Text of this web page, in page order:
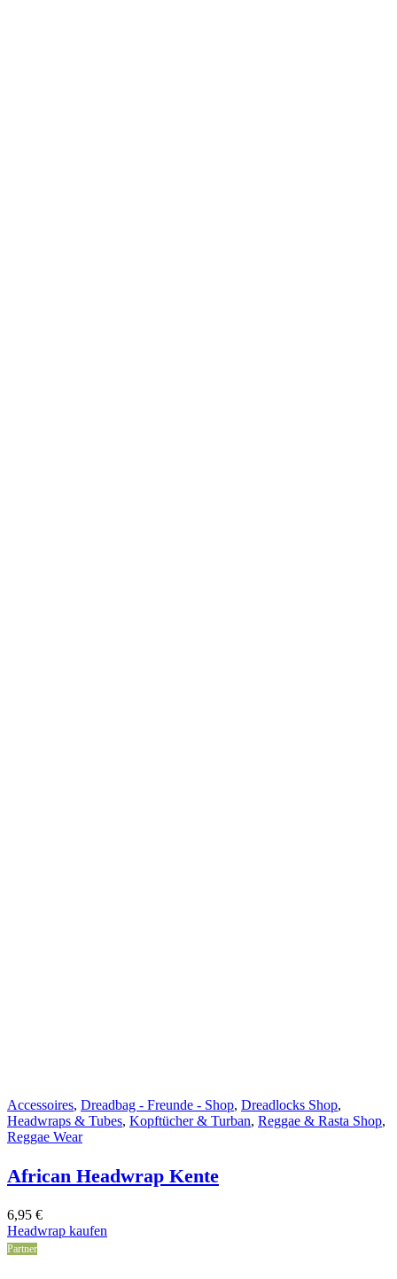
Accessoires, Dreadbag - Freunde - Shop, Dreadlocks Shop,
Headwraps & Tubes, Kopftücher & Turban, Reggae & Rasta Shop,
Reggae Wear
African Headwrap Kente
6,95 €
Headwrap kaufen
Partner